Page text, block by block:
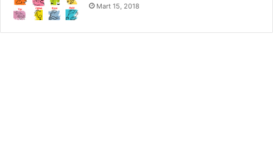
Mart 15, 2018